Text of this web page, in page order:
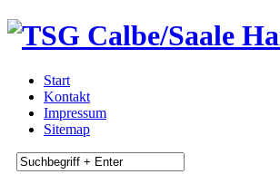
Start
Kontakt
Impressum
Sitemap